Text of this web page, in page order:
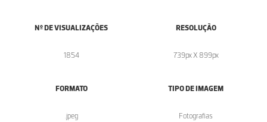
Nº DE VISUALIZAÇÕES
1854
RESOLUÇÃO
739px X 899px
FORMATO
.jpeg
TIPO DE IMAGEM
Fotografias